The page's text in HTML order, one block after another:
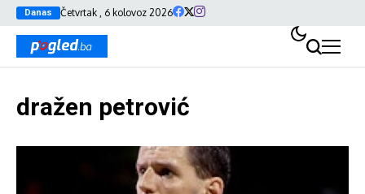
Danas Četvrtak , 6 kolovoz 2026
dražen petrović